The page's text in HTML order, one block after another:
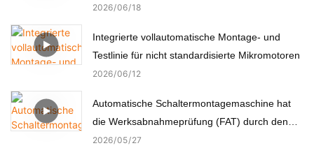
für Elektronik, Automobil, Medizin und Motoren
2026 06 18
Integrierte vollautomatische Montage- und
Testlinie für nicht standardisierte Mikromotoren
2026 06 12
Automatische Schaltermontagemaschine hat
die Werksabnahmeprüfung (FAT) durch den
türkischen Kunden erfolgreich bestanden.
2026 05 27